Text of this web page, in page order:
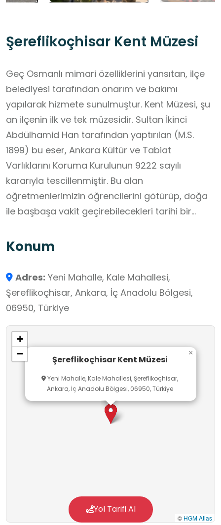
Şereflikoçhisar Kent Müzesi
Geç Osmanlı mimari özelliklerini yansıtan, ilçe
belediyesi tarafından onarım ve bakımı
yapılarak hizmete sunulmuştur. Kent Müzesi, şu
an ilçenin ilk ve tek müzesidir. Sultan İkinci
Abdülhamid Han tarafından yaptırılan (M.S.
1899) bu eser, Ankara Kültür ve Tabiat
Varlıklarını Koruma Kurulunun 9222 sayılı
kararıyla tescillenmiştir. Bu alan
öğretmenlerimizin öğrencilerini götürüp, doğa
ile başbaşa vakit geçirebilecekleri tarihi bir
Konum
Adres: Yeni Mahalle, Kale Mahallesi,
Şereflikoçhisar, Ankara, İç Anadolu Bölgesi,
06950, Türkiye
Şereflikoçhisar Kent Müzesi
Yeni Mahalle, Kale Mahallesi, Şereflikoçhisar,
Ankara, İç Anadolu Bölgesi, 06950, Türkiye
×
+
−
© HGM Atlas
Yol Tarifi Al